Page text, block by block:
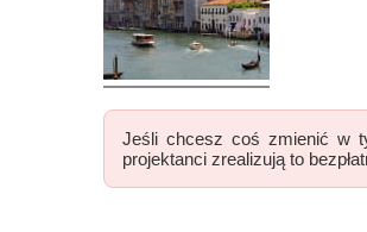
Jeśli chcesz coś zmienić w
projektanci zrealizują to